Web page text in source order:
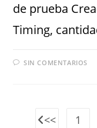
de prueba
Timing,
SIN COMENTARIOS
1